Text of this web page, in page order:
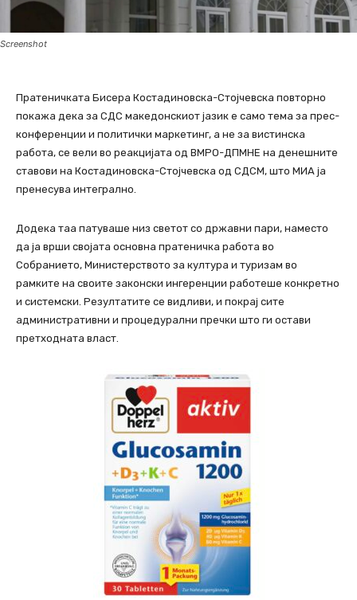
Screenshot
Пратеничката Бисера Костадиновска-Стојчевска повторно
покажа дека за СДС македонскиот јазик е само тема за прес-
конференции и политички маркетинг, а не за вистинска
работа, се вели во реакцијата од ВМРО-ДПМНЕ на денешните
ставови на Костадиновска-Стојчевска од СДСМ, што МИА ја
пренесува интегрално.
Додека таа патуваше низ светот со државни пари, наместо
да ја врши својата основна пратеничка работа во
Собранието, Министерството за култура и туризам во
рамките на своите законски ингеренции работеше конкретно
и системски. Резултатите се видливи, и покрај сите
административни и процедурални пречки што ги остави
претходната власт.